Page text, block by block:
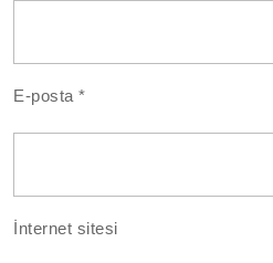
E-posta*
İnternet sitesi